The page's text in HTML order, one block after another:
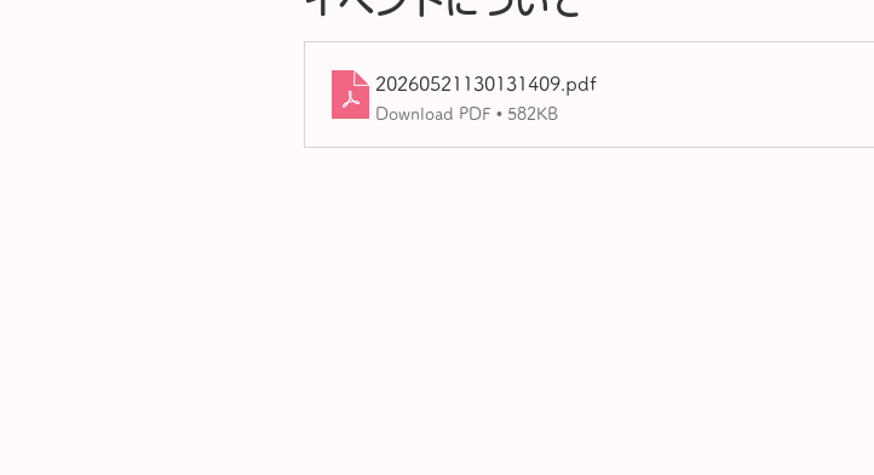
20260521130131409.pdf
Download PDF • 582KB